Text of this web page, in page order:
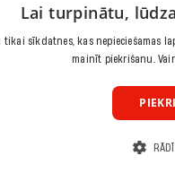
Abonēt
Lai turpinātu,
tikai sīkdatnes, kas nepieciešamas
mainīt piekrišanu.